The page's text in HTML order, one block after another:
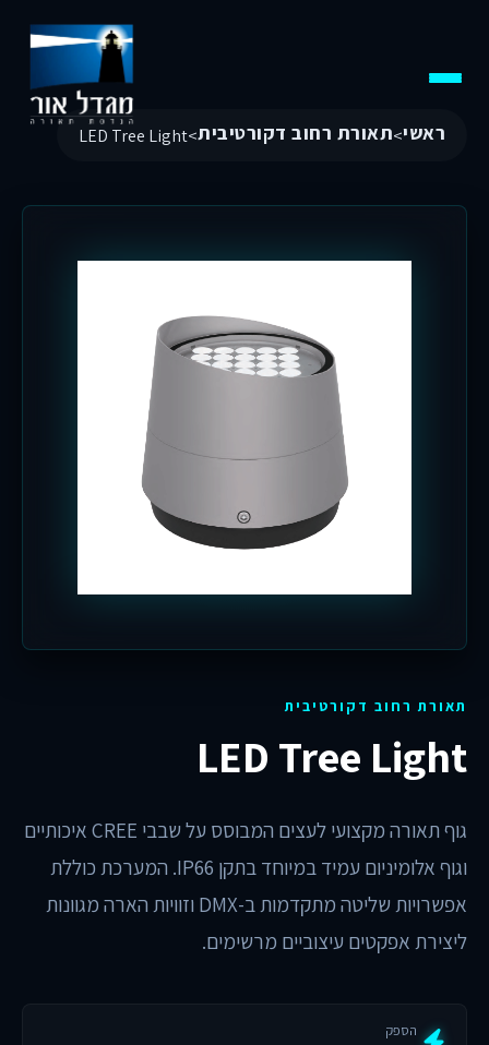
ראשי>תאורת רחוב דקורטיבית>
LED Tree Light
תאורת רחוב דקורטיבית
LED Tree Light
גוף תאורה מקצועי לעצים המבוסס על שבבי CREE איכותיים
וגוף אלומיניום עמיד במיוחד בתקן IP66. המערכת כוללת
אפשרויות שליטה מתקדמות ב-DMX וזוויות הארה מגוונות
ליצירת אפקטים עיצוביים מרשימים.
הספק